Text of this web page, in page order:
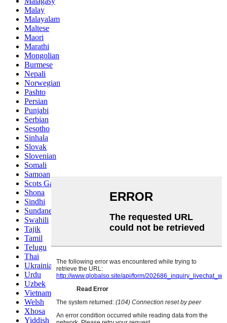
Malay
Malayalam
Maltese
Maori
Marathi
Mongolian
Burmese
Nepali
Norwegian
Pashto
Persian
Punjabi
Serbian
Sesotho
Sinhala
Slovak
Slovenian
Somali
Samoan
Scots Gaelic
Shona
Sindhi
Sundanese
Swahili
Tajik
Tamil
Telugu
Thai
Ukrainian
Urdu
Uzbek
Vietnamese
Welsh
Xhosa
Yiddish